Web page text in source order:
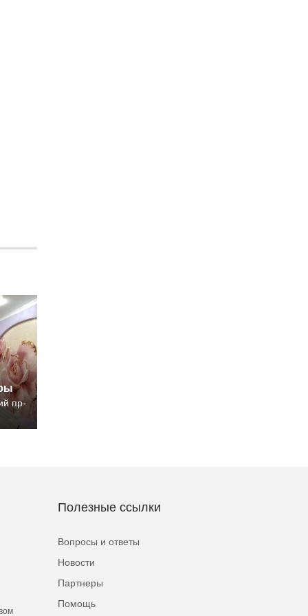
пр-
Полезные ссылки
Вопросы и ответы
Новости
Партнеры
Помощь